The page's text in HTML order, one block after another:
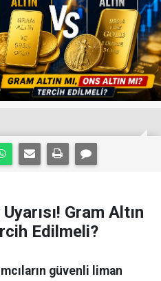
Gram Altın
Edilmeli?
güvenli liman